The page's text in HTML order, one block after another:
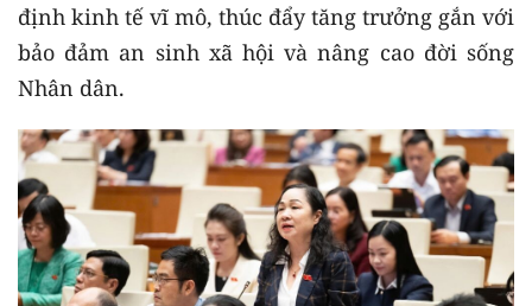
định kinh tế vĩ mô, thúc đẩy tăng trưởng gắn với
bảo đảm an sinh xã hội và nâng cao đời sống
Nhân dân.